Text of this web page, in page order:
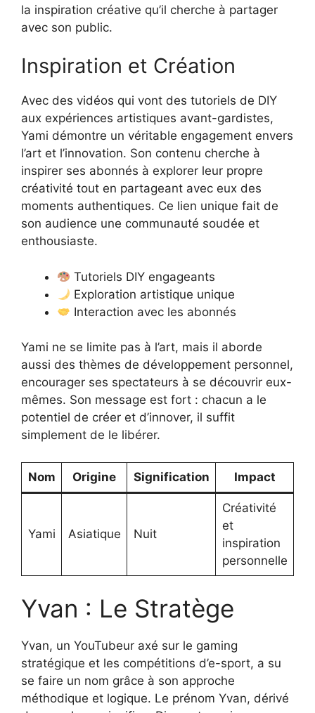
la inspiration créative qu’il cherche à partager
avec son public.
Inspiration et Création
Avec des vidéos qui vont des tutoriels de DIY
aux expériences artistiques avant-gardistes,
Yami démontre un véritable engagement envers
l’art et l’innovation. Son contenu cherche à
inspirer ses abonnés à explorer leur propre
créativité tout en partageant avec eux des
moments authentiques. Ce lien unique fait de
son audience une communauté soudée et
enthousiaste.
Tutoriels DIY engageants
Exploration artistique unique
Interaction avec les abonnés
Yami ne se limite pas à l’art, mais il aborde
aussi des thèmes de développement personnel,
encourager ses spectateurs à se découvrir eux-
mêmes. Son message est fort : chacun a le
potentiel de créer et d’innover, il suffit
simplement de le libérer.
Nom Origine Signification Impact
Yami Asiatique Nuit
Créativité
et
inspiration
personnelle
Yvan : Le Stratège
Yvan, un YouTubeur axé sur le gaming
stratégique et les compétitions d’e-sport, a su
se faire un nom grâce à son approche
méthodique et logique. Le prénom Yvan, dérivé